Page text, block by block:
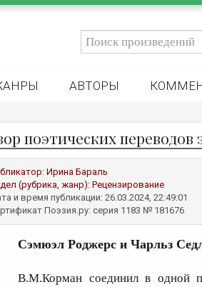
АВТОРЫ
поэтических переводов
Ирина Бараль
(рубрика, жанр): Рецензирование
и время публикации: 26.03.2024, 22:49:01
Поэзия.ру: серия 1183 № 181676
Cэмюэл Рoджерс и Чарльз
В.М.Корман соединил в одной